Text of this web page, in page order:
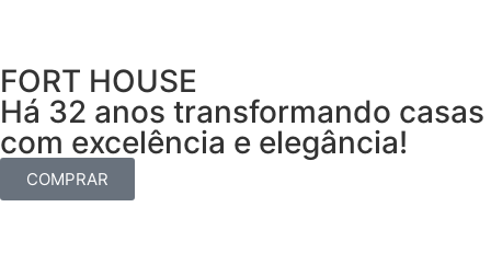
FORT HOUSE
Há 32 anos transformando casas
com excelência e elegância!
COMPRAR